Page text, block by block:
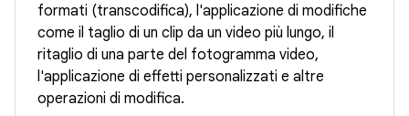
formati (transcodifica), l'applicazione di modifiche
come il taglio di un clip da un video più lungo, il
ritaglio di una parte del fotogramma video,
l'applicazione di effetti personalizzati e altre
operazioni di modifica.